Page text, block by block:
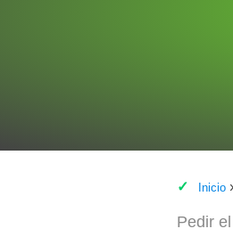
Inicio
Pedir